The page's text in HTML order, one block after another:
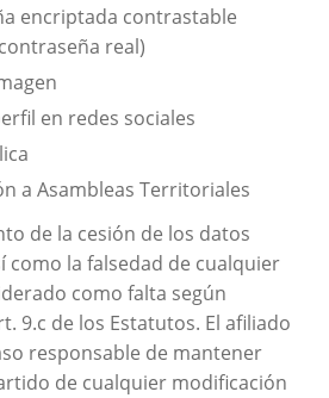
encriptada contrastable
real)
en redes sociales
a Asambleas Territoriales
de la cesión de los datos
como la falsedad de cualquier
como falta según
9.c de los Estatutos. El afiliado
responsable de mantener
de cualquier modificación